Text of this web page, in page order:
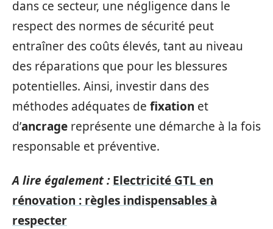
dans ce secteur, une négligence dans le
respect des normes de sécurité peut
entraîner des coûts élevés, tant au niveau
des réparations que pour les blessures
potentielles. Ainsi, investir dans des
méthodes adéquates de fixation et
d’ancrage représente une démarche à la fois
responsable et préventive.
A lire également : Electricité GTL en
rénovation : règles indispensables à
respecter